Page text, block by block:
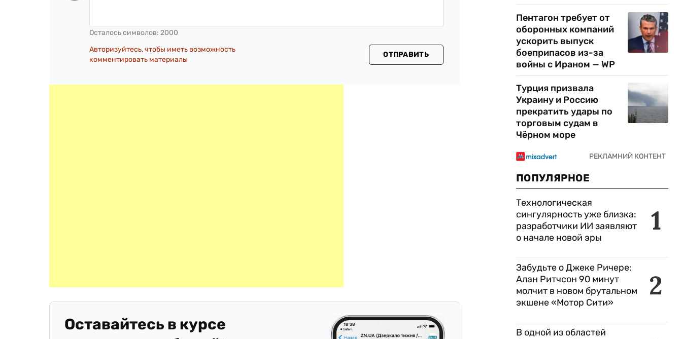
Осталось символов: 2000
Авторизуйтесь, чтобы иметь возможность
комментировать материалы
ОТПРАВИТЬ
Оставайтесь в курсе
Пентагон требует от
оборонных компаний
ускорить выпуск
боеприпасов из-за
войны с Ираном — WP
Турция призвала
Украину и Россию
прекратить удары по
торговым судам в
Чёрном море
ПОПУЛЯРНОЕ
1
Технологическая
сингулярность уже близка:
разработчики ИИ заявляют
о начале новой эры
2
Забудьте о Джеке Ричере:
Алан Ритчсон 90 минут
молчит в новом брутальном
экшене «Мотор Сити»
В одной из областей